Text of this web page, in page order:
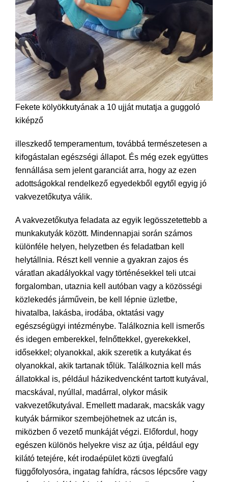
Fekete kölyökkutyának a 10 ujját mutatja a guggoló
kiképző
illeszkedő temperamentum, továbbá természetesen a
kifogástalan egészségi állapot. És még ezek együttes
fennállása sem jelent garanciát arra, hogy az ezen
adottságokkal rendelkező egyedekből egytől egyig jó
vakvezetőkutya válik.
A vakvezetőkutya feladata az egyik legösszetettebb a
munkakutyák között. Mindennapjai során számos
különféle helyen, helyzetben és feladatban kell
helytállnia. Részt kell vennie a gyakran zajos és
váratlan akadályokkal vagy történésekkel teli utcai
forgalomban, utaznia kell autóban vagy a közösségi
közlekedés járművein, be kell lépnie üzletbe,
hivatalba, lakásba, irodába, oktatási vagy
egészségügyi intézménybe. Találkoznia kell ismerős
és idegen emberekkel, felnőttekkel, gyerekekkel,
idősekkel; olyanokkal, akik szeretik a kutyákat és
olyanokkal, akik tartanak tőlük. Találkoznia kell más
állatokkal is, például házikedvencként tartott kutyával,
macskával, nyúllal, madárral, olykor másik
vakvezetőkutyával. Emellett madarak, macskák vagy
kutyák bármikor szembejöhetnek az utcán is,
miközben ő vezető munkáját végzi. Előfordul, hogy
egészen különös helyekre visz az útja, például egy
kilátó tetejére, két irodaépület közti üvegfalú
függőfolyosóra, ingatag fahídra, rácsos lépcsőre vagy